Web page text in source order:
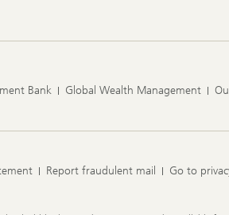
Bank Global Wealth Management
Report fraudulent mail Go to